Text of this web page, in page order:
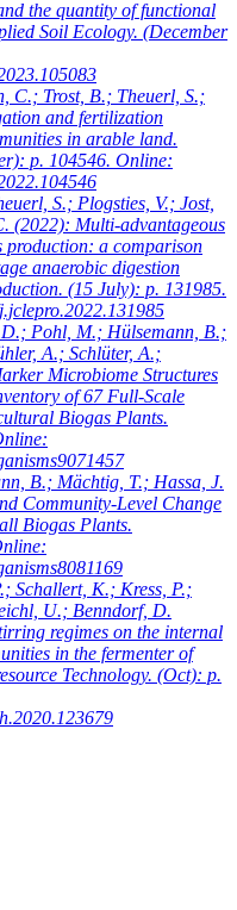
the quantity of functional
Soil Ecology. (December
C.; Trost, B.; Theuerl, S.;
and fertilization
in arable land.
p. 104546. Online:
S.; Plogsties, V.; Jost,
(2022): Multi-advantageous
production: a comparison
anaerobic digestion
(15 July): p. 131985.
Pohl, M.; Hülsemann, B.;
A.; Schlüter, A.;
Microbiome Structures
of 67 Full-Scale
Biogas Plants.
B.; Mächtig, T.; Hassa, J.
Community-Level Change
Biogas Plants.
Schallert, K.; Kress, P.;
U.; Benndorf, D.
regimes on the internal
in the fermenter of
Technology. (Oct): p.